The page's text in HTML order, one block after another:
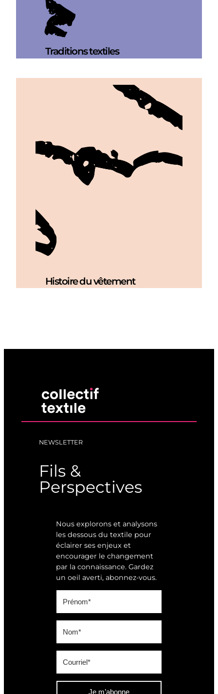
Traditions textiles
Histoire du vêtement
NEWSLETTER
Fils &
Perspectives
Nous explorons et analysons
les dessous du textile pour
éclairer ses enjeux et
encourager le changement
par la connaissance. Gardez
un oeil averti, abonnez-vous.
Je m’abonne